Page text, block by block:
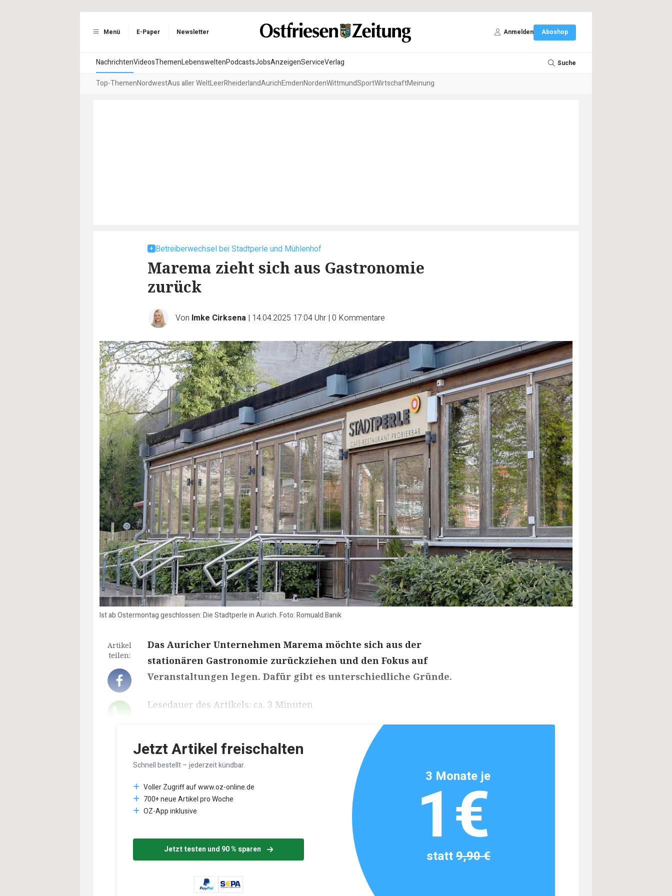
Menü E-Paper Newsletter Anmelden Aboshop
NachrichtenVideosThemenLebensweltenPodcastsJobsAnzeigenServiceVerlag Suche
Top-ThemenNordwestAus aller WeltLeerRheiderlandAurichEmdenNordenWittmundSportWirtschaftMeinung
Betreiberwechsel bei Stadtperle und Mühlenhof
Marema zieht sich aus Gastronomie
zurück
Von Imke Cirksena | 14.04.2025 17:04 Uhr | 0 Kommentare
Ist ab Ostermontag geschlossen: Die Stadtperle in Aurich. Foto: Romuald Banik
Artikel
teilen:
Das Auricher Unternehmen Marema möchte sich aus der
stationären Gastronomie zurückziehen und den Fokus auf
Veranstaltungen legen. Dafür gibt es unterschiedliche Gründe.
Lesedauer des Artikels: ca. 3 Minuten
Jetzt Artikel freischalten
Schnell bestellt – jederzeit kündbar.
Voller Zugriff auf www.oz-online.de
700+ neue Artikel pro Woche
OZ-App inklusive
Jetzt testen und 90 % sparen
3 Monate je
1€
statt9,90 €